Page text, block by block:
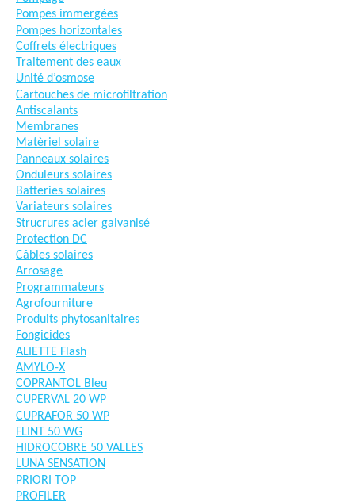
Pompes immergées
Pompes horizontales
Coffrets électriques
Traitement des eaux
Unité d’osmose
Cartouches de microfiltration
Antiscalants
Membranes
Matèriel solaire
Panneaux solaires
Onduleurs solaires
Batteries solaires
Variateurs solaires
Strucrures acier galvanisé
Protection DC
Câbles solaires
Arrosage
Programmateurs
Agrofourniture
Produits phytosanitaires
Fongicides
ALIETTE Flash
AMYLO-X
COPRANTOL Bleu
CUPERVAL 20 WP
CUPRAFOR 50 WP
FLINT 50 WG
HIDROCOBRE 50 VALLES
LUNA SENSATION
PRIORI TOP
PROFILER